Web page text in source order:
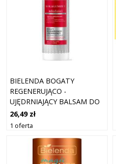
BIELENDA BOGATY
REGENERUJĄCO -
UJĘDRNIAJĄCY BALSAM DO
CIAŁA
26,49 zł
1 oferta